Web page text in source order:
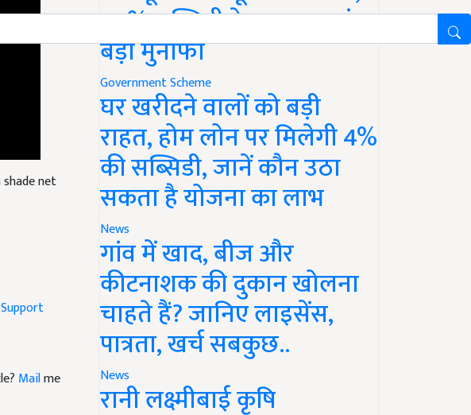
net
50% सब्सिडी के साथ कमाएं
बड़ा मुनाफा
Government Scheme
घर खरीदने वालों को बड़ी
राहत, होम लोन पर मिलेगी 4%
की सब्सिडी, जानें कौन उठा
सकता है योजना का लाभ
News
गांव में खाद, बीज और
कीटनाशक की दुकान खोलना
चाहते हैं? जानिए लाइसेंस,
पात्रता, खर्च सबकुछ..
News
रानी लक्ष्मीबाई कृषि